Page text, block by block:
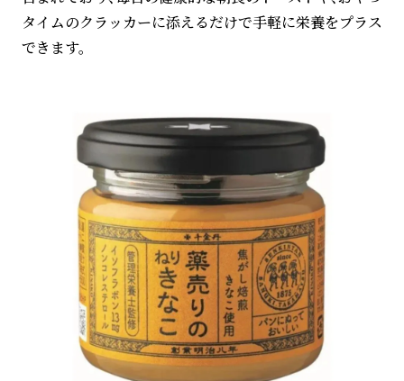
タイムのクラッカーに添えるだけで手軽に栄養をプラス
できます。